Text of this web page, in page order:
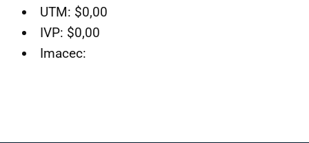
UTM: $0,00
IVP: $0,00
Imacec: